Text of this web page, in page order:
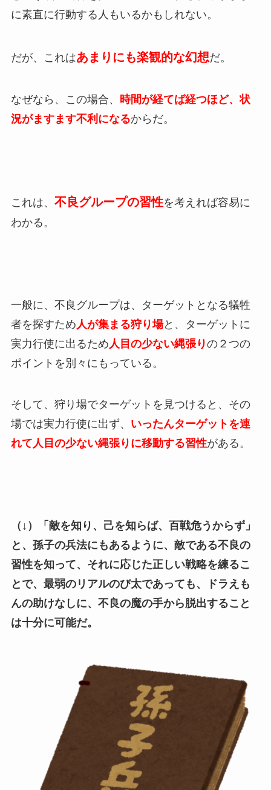
に素直に行動する人もいるかもしれない。
だが、これはあまりにも楽観的な幻想だ。
なぜなら、この場合、
時間が経てば経つほど、状
況がますます不利になるからだ。
これは、 不良グループの習性を考えれば容易に
わかる。
一般に、不良グループは、ターゲットとなる犠牲
者を探すため人が集まる狩り場と、ターゲットに
実力行使に出るため人目の少ない縄張りの２つの
ポイントを別々にもっている。
そして、狩り場でターゲットを見つけると、その
場では実力行使に出ず、 いったんターゲットを連
れて人目の少ない縄張りに移動する習性がある。
（↓）「敵を知り、己を知らば、百戦危うからず」
と、孫子の兵法にもあるように、敵である不良の
習性を知って、それに応じた正しい戦略を練るこ
とで、最弱のリアルのび太であっても、ドラえも
んの助けなしに、不良の魔の手から脱出すること
は十分に可能だ。